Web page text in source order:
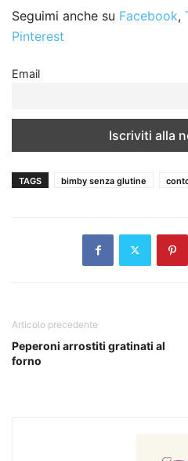
Seguimi anche su Facebook,
Pinterest
Email
TAGS bimby senza glutine
Articolo precedente
Peperoni arrostiti gratinati al
forno